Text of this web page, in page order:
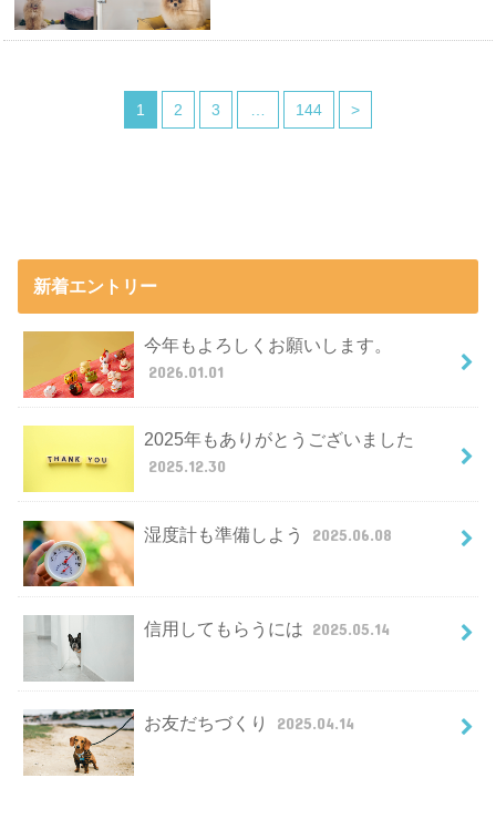
1 2 3 … 144 >
新着エントリー
今年もよろしくお願いします。
2026.01.01
2025年もありがとうございました
2025.12.30
湿度計も準備しよう 2025.06.08
信用してもらうには 2025.05.14
お友だちづくり 2025.04.14